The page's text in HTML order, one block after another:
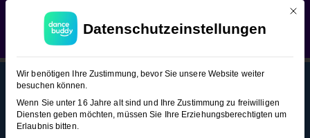
WEDDING SEASON SALE:
Hochzeitstanzkurse!Verwerfen
Lindy Hop (Figuren-Snacks 2)
Lindy
Hop
(Figuren-
Snacks
2)
11
This content is protected, pleaseloginand
Mit
Datenschutzeinstellungen
Wir benötigen Ihre Zustimmung, bevor Sie unsere Website weiter
besuchen können.
Wenn Sie unter 16 Jahre alt sind und Ihre Zustimmung zu freiwilligen
Diensten geben möchten, müssen Sie Ihre Erziehungsberechtigten um
Erlaubnis bitten.